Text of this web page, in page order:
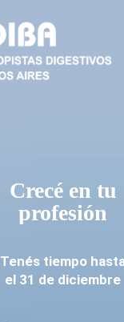
Crecé en tu
profesión
Tenés tiempo
el 31 de diciembre